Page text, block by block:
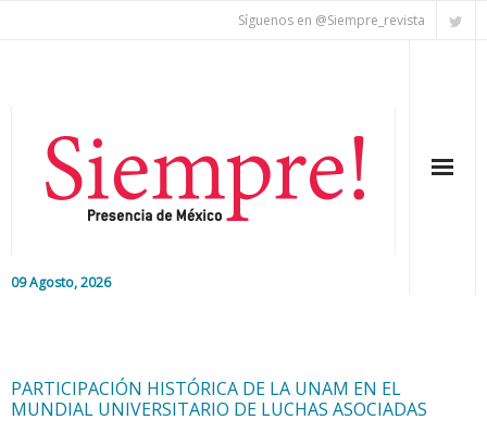
Síguenos en @Siempre_revista
09 Agosto, 2026
PARTICIPACIÓN HISTÓRICA DE LA UNAM EN EL
MUNDIAL UNIVERSITARIO DE LUCHAS ASOCIADAS